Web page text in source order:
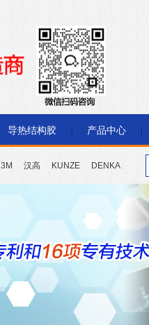
导热结构胶 产品中心
3M 汉高 KUNZE DENKA